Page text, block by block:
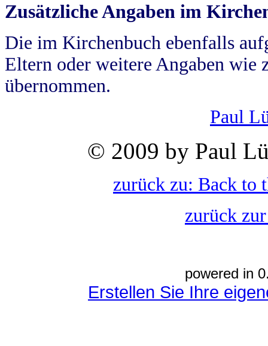
Zusätzliche Angaben im
Die im Kirchenbuch ebenfalls
Eltern oder weitere Angaben wie
übernommen.
Paul
© 2009 by Paul
zurück zu: Back to
zurück
powered in
Erstellen Sie Ihre